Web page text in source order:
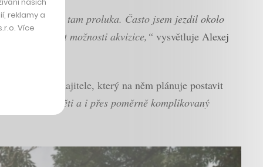
této doby je tam proluka. Často jsem jezdil okolo
jsme ověřovat možnosti akvizice,“ vysvětluje Alexej
italského majitele, který na něm plánuje postavit
na jeho děti a i přes poměrně komplikovaný
reklamy a
Více